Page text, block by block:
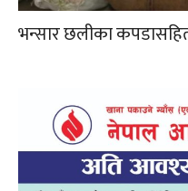
भन्सार छलीका